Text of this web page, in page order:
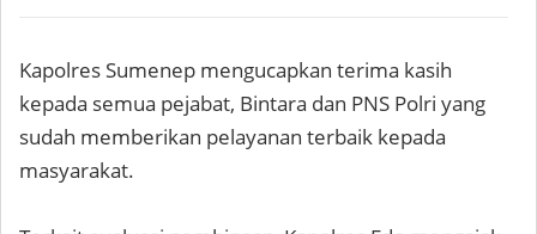
Kapolres Sumenep mengucapkan terima kasih
kepada semua pejabat, Bintara dan PNS Polri yang
sudah memberikan pelayanan terbaik kepada
masyarakat.